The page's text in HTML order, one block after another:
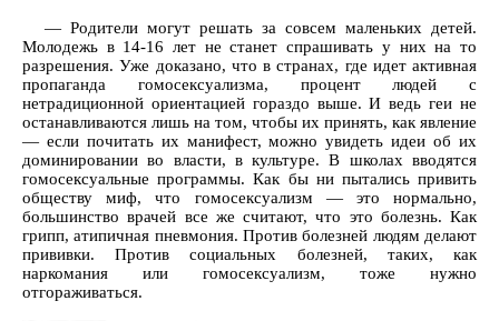
— Родители могут решать за совсем маленьких детей.
Молодежь в 14-16 лет не станет спрашивать у них на то
разрешения. Уже доказано, что в странах, где идет активная
пропаганда гомосексуализма, процент людей с
нетрадиционной ориентацией гораздо выше. И ведь геи не
останавливаются лишь на том, чтобы их принять, как явление
— если почитать их манифест, можно увидеть идеи об их
доминировании во власти, в культуре. В школах вводятся
гомосексуальные программы. Как бы ни пытались привить
обществу миф, что гомосексуализм — это нормально,
большинство врачей все же считают, что это болезнь. Как
грипп, атипичная пневмония. Против болезней людям делают
прививки. Против социальных болезней, таких, как
наркомания или гомосексуализм, тоже нужно
отгораживаться.